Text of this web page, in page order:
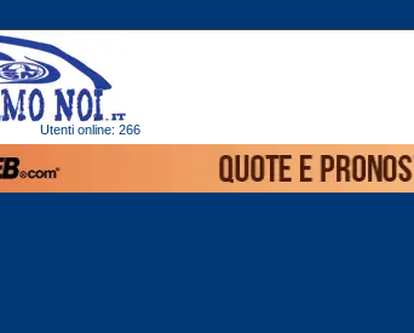
Utenti online: 266